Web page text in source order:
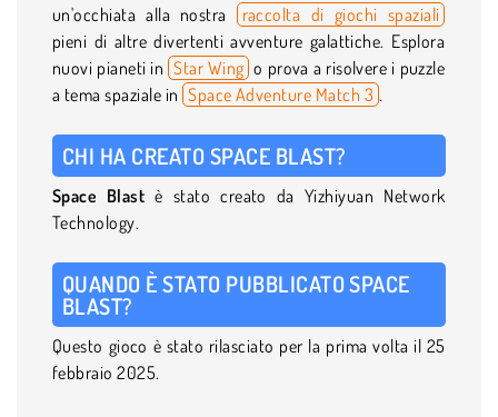
un'occhiata alla nostra
raccolta di giochi spaziali
pieni di altre divertenti avventure galattiche. Esplora
nuovi pianeti in Star Wing o prova a risolvere i puzzle
a tema spaziale in Space Adventure Match 3 .
CHI HA CREATO SPACE BLAST?
Space Blast è stato creato da Yizhiyuan Network
Technology.
QUANDO È STATO PUBBLICATO SPACE
BLAST?
Questo gioco è stato rilasciato per la prima volta il 25
febbraio 2025.